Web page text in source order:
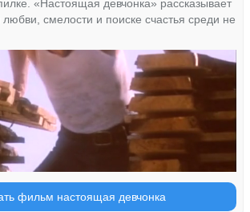
«Настоящая девчонка» рассказывает
смелости и поиске счастья среди не
фильм настоящая девчонка